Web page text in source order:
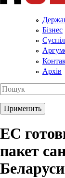
Бізнес
Архів
ЕС
пакет
Беларуси